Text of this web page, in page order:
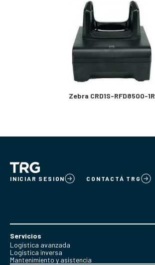
Zebra CRD1S-RFD8500-1R
INICIAR SESION CONTACTÁ TRG
Servicios
Logística avanzada
Logística inversa
Mantenimiento y asistencia